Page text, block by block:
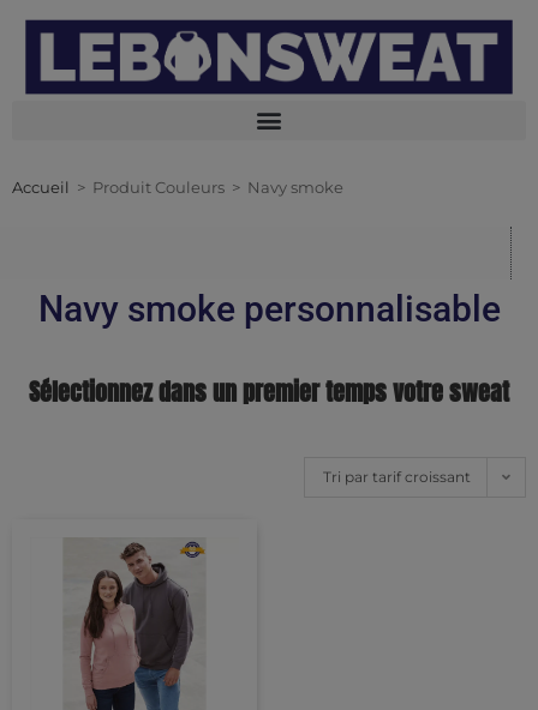
Accueil > Produit Couleurs > Navy smoke
Navy smoke personnalisable
Sélectionnez dans un premier temps votre sweat
Tri par tarif croissant